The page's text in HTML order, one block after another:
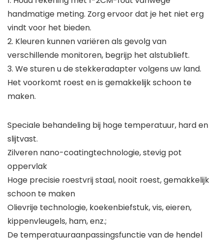
handmatige meting. Zorg ervoor dat je het niet erg
vindt voor het bieden.
2. Kleuren kunnen variëren als gevolg van
verschillende monitoren, begrijp het alstublieft.
3. We sturen u de stekkeradapter volgens uw land.
Het voorkomt roest en is gemakkelijk schoon te
maken.
Speciale behandeling bij hoge temperatuur, hard en
slijtvast.
Zilveren nano-coatingtechnologie, stevig pot
oppervlak
Hoge precisie roestvrij staal, nooit roest, gemakkelijk
schoon te maken
Olievrije technologie, koekenbiefstuk, vis, eieren,
kippenvleugels, ham, enz.;
De temperatuuraanpassingsfunctie van de hendel